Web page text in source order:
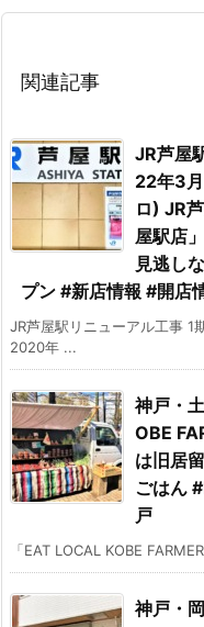
関連記事
JR芦屋
22年3
ロ) JR
屋駅店
見逃し
プン #新店情報 #開店
JR芦屋駅リニューアル工事 1
2020年 ...
神戸・
OBE
は旧居
ごはん
戸
「EAT LOCAL KOBE
神戸・